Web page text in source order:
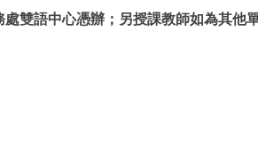
雙語中心憑辦；另授課教師如為其他